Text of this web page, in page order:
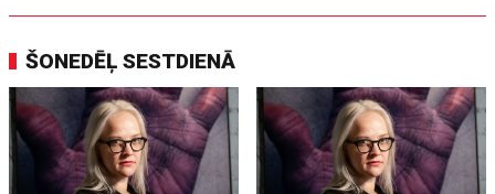
ŠONEDĒĻ SESTDIENĀ